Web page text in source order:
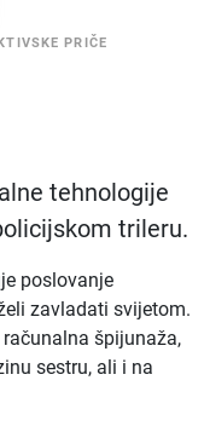
PRIČE
tehnologije
trileru.
poslovanje
zavladati svijetom.
špijunaža,
sestru, ali i na